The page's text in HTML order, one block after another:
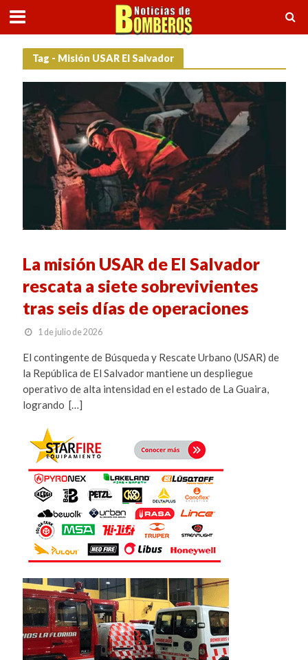
Tag - Misión USAR El Salvador
La misión USAR de El Salvador
rescata a siete sobrevivientes
tras seis días de operaciones
1 de julio de 2026
El contingente de Búsqueda y Rescate Urbano (USAR) de
la República de El Salvador mantiene un despliegue
operativo de alta intensidad en el estado de La Guaira,
logrando […]